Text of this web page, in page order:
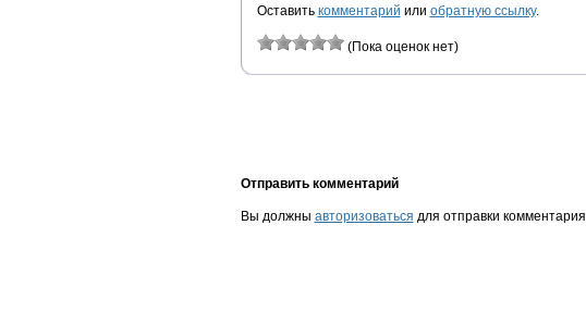
Оставить комментарий или обратную ссылку.
(Пока оценок нет)
Отправить комментарий
Вы должны авторизоваться для отправки комментария.